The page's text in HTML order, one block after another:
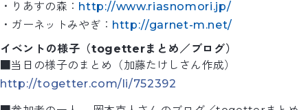
・りあすの森： http://www.riasnomori.jp/
・ガーネットみやぎ： http://garnet-m.net/
イベントの様子（togetterまとめ／ブログ）
■当日の様子のまとめ（加藤たけしさん作成）
http://togetter.com/li/752392